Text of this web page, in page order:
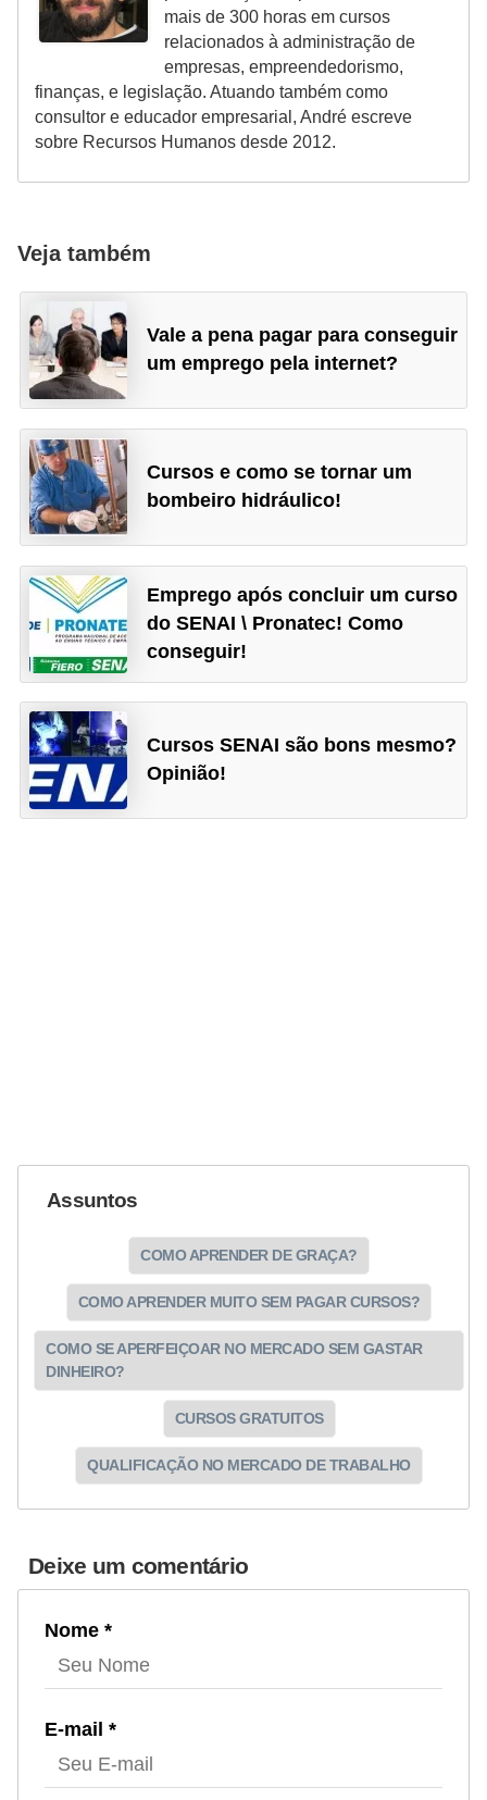
mais de 300 horas em cursos
relacionados à administração de
empresas, empreendedorismo,
finanças, e legislação. Atuando também como
consultor e educador empresarial, André escreve
sobre Recursos Humanos desde 2012.
Veja também
Vale a pena pagar para conseguir
um emprego pela internet?
Cursos e como se tornar um
bombeiro hidráulico!
Emprego após concluir um curso
do SENAI \ Pronatec! Como
conseguir!
Cursos SENAI são bons mesmo?
Opinião!
Assuntos
COMO APRENDER DE GRAÇA?
COMO APRENDER MUITO SEM PAGAR CURSOS?
COMO SE APERFEIÇOAR NO MERCADO SEM GASTAR
DINHEIRO?
CURSOS GRATUITOS
QUALIFICAÇÃO NO MERCADO DE TRABALHO
Deixe um comentário
Nome *
E-mail *
d
e
p
o
n
t
S
o
f
t
w
r
e
d
e
c
o
n
t
r
o
l
e